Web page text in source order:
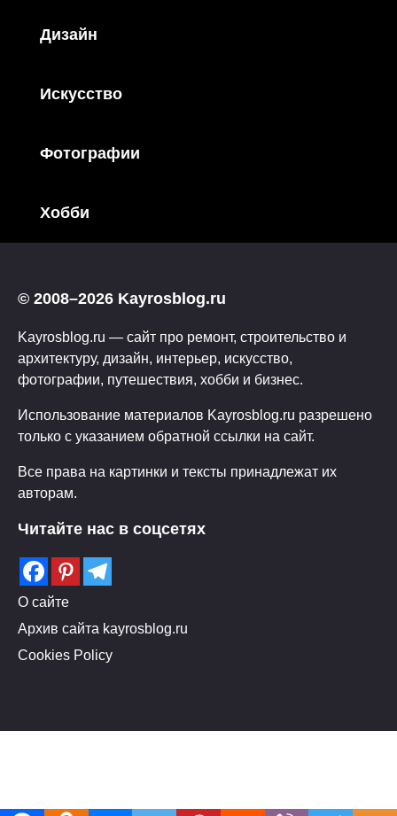
Дизайн
Искусство
Фотографии
Хобби
© 2008–2026 Kayrosblog.ru
Kayrosblog.ru — сайт про ремонт, строительство и
архитектуру, дизайн, интерьер, искусство,
фотографии, путешествия, хобби и бизнес.
Использование материалов Kayrosblog.ru разрешено
только с указанием обратной ссылки на сайт.
Все права на картинки и тексты принадлежат их
авторам.
Читайте нас в соцсетях
О сайте
Архив сайта kayrosblog.ru
Cookies Policy